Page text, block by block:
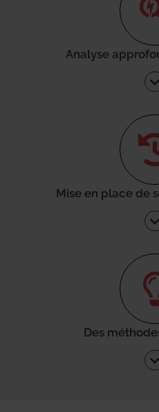
Analyse
Mise en place de
Des